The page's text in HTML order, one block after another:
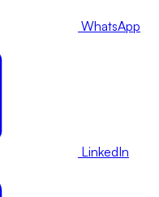
WhatsApp
LinkedIn